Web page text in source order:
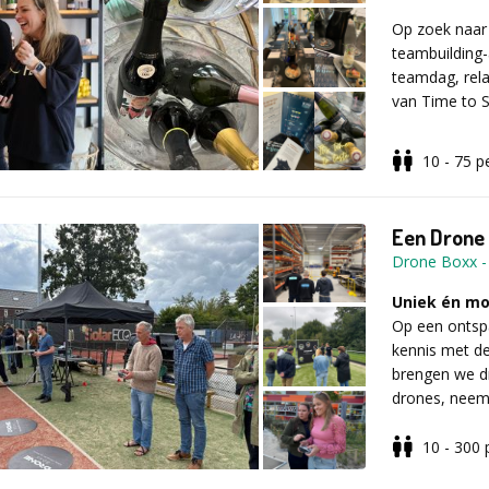
slagen.
deelnemers,
krijgt over
Alle
glimlach.
met een
Wij
opbouwen,
brengen de
Een aantal
Ideaal voor
Op zoek
teamdag,
van Time to
Tijdens deze
geluid!) en
ingewikkelde
waarin je
In vijf
Franse,
wijnen. Je
welke hapjes
10 - 75
Een
Drone Boxx -
Uniek én
Op een
kennis met
brengen we
drones,
10 - 300